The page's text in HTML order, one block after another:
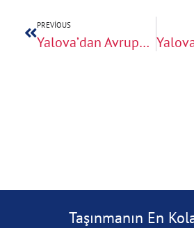
PREVIOUS
Yalova’dan Avrupa’ya Güvenli Lojistik Hattı
Taşınmanın En